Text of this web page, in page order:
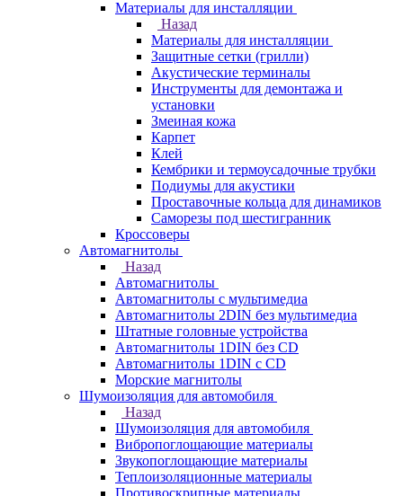
Материалы для инсталляции
Назад
Материалы для инсталляции
Защитные сетки (грилли)
Акустические терминалы
Инструменты для демонтажа и
установки
Змеиная кожа
Карпет
Клей
Кембрики и термоусадочные трубки
Подиумы для акустики
Проставочные кольца для динамиков
Саморезы под шестигранник
Кроссоверы
Автомагнитолы
Назад
Автомагнитолы
Автомагнитолы с мультимедиа
Автомагнитолы 2DIN без мультимедиа
Штатные головные устройства
Автомагнитолы 1DIN без CD
Автомагнитолы 1DIN с CD
Морские магнитолы
Шумоизоляция для автомобиля
Назад
Шумоизоляция для автомобиля
Вибропоглощающие материалы
Звукопоглощающие материалы
Теплоизоляционные материалы
Противоскрипные материалы